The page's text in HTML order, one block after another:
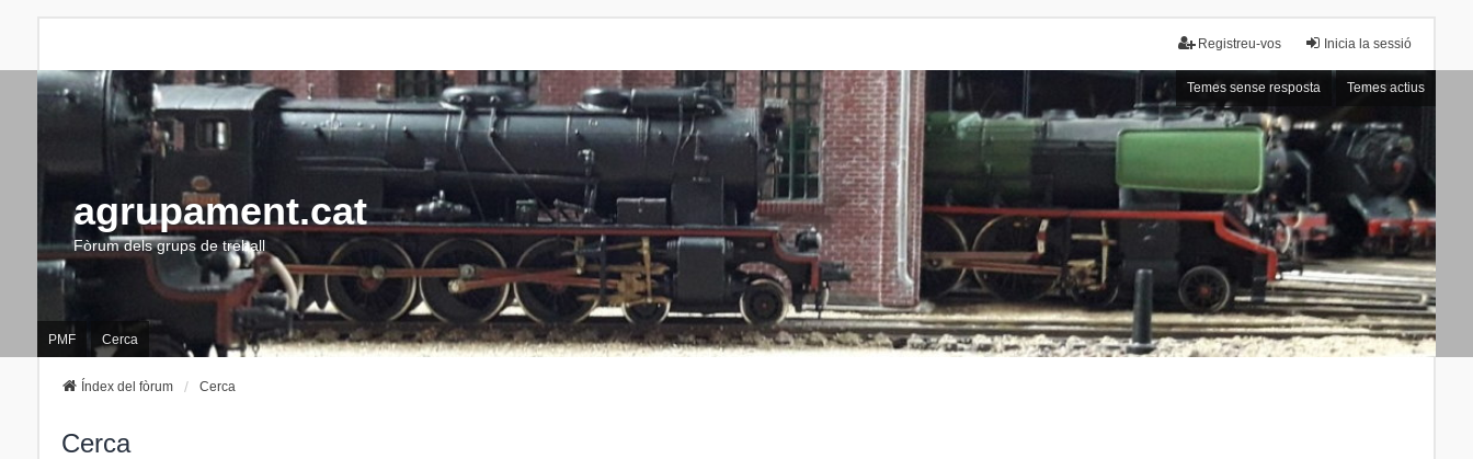
Inicia la sessió
Registreu-vos
Temes sense resposta Temes actius
agrupament.cat
Fòrum dels grups de treball
PMF Cerca
Índex del fòrum Cerca
Cerca